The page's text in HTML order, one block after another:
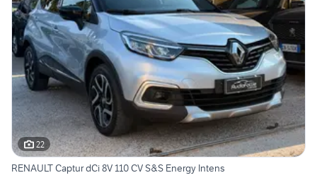
22
RENAULT Captur dCi 8V 110 CV S&S Energy Intens